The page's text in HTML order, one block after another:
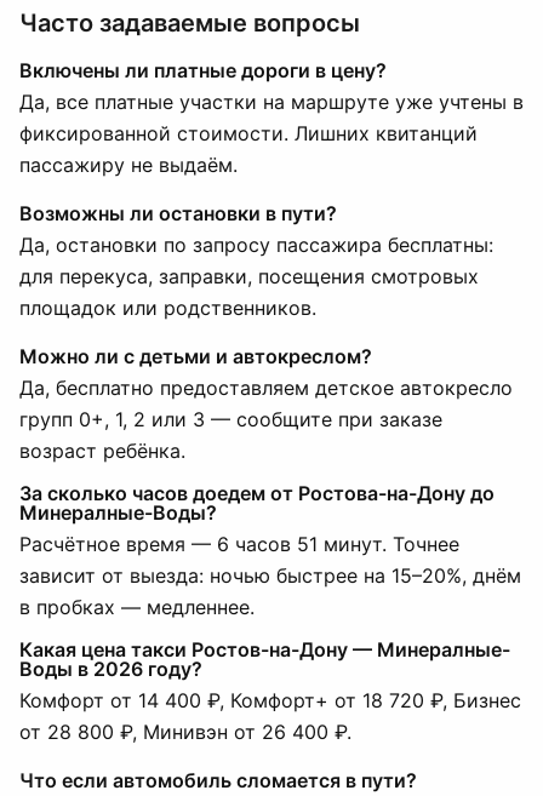
Часто задаваемые вопросы
Включены ли платные дороги в цену?
Да, все платные участки на маршруте уже учтены в
фиксированной стоимости. Лишних квитанций
пассажиру не выдаём.
Возможны ли остановки в пути?
Да, остановки по запросу пассажира бесплатны:
для перекуса, заправки, посещения смотровых
площадок или родственников.
Можно ли с детьми и автокреслом?
Да, бесплатно предоставляем детское автокресло
групп 0+, 1, 2 или 3 — сообщите при заказе
возраст ребёнка.
За сколько часов доедем от Ростова-на-Дону до
Минералные-Воды?
Расчётное время — 6 часов 51 минут. Точнее
зависит от выезда: ночью быстрее на 15–20%, днём
в пробках — медленнее.
Какая цена такси Ростов-на-Дону — Минералные-
Воды в 2026 году?
Комфорт от 14 400 ₽, Комфорт+ от 18 720 ₽, Бизнес
от 28 800 ₽, Минивэн от 26 400 ₽.
Что если автомобиль сломается в пути?